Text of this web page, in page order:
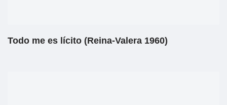
Todo me es lícito (Reina-Valera 1960)